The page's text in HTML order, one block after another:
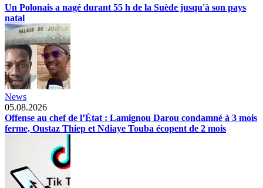
Un Polonais a nagé durant 55 h de la Suède jusqu'à son pays
natal
News
05.08.2026
Offense au chef de l’État : Lamignou Darou condamné à 3 mois
ferme, Oustaz Thiep et Ndiaye Touba écopent de 2 mois